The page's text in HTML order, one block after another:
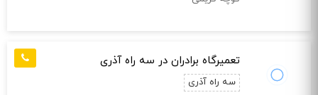
تعمیرگاه برادران در سه راه آذری
سه راه آذری